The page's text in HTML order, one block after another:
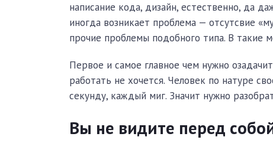
написание кода, дизайн, естественно, да
иногда возникает проблема — отсутсвие
прочие проблемы подобного типа. В такие
Первое и самое главное чем нужно
работать не хочется. Человек по натуре
секунду, каждый миг. Значит нужно
Вы не видите перед